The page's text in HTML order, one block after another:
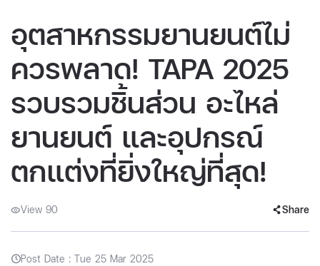
อุตสาหกรรมยานยนต์ไม่
ควรพลาด! TAPA 2025
รวบรวมชิ้นส่วน อะไหล่
ยานยนต์ และอุปกรณ์
ตกแต่งที่ยิ่งใหญ่ที่สุด!
View 90 Share
Post Date : Tue 25 Mar 2025